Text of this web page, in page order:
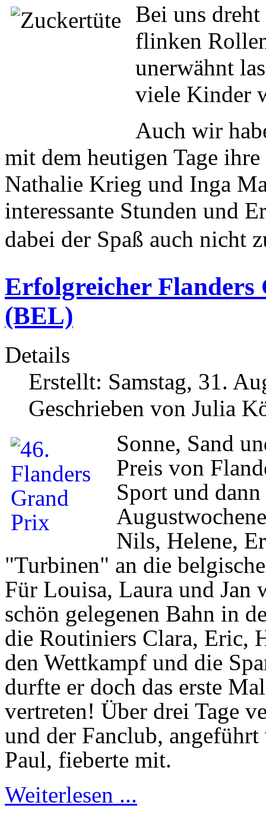
Bei uns
flinken
unerwähnt
viele Kinder
Auch wir
mit dem heutigen Tage
Nathalie Krieg und Inga
interessante Stunden und
dabei der Spaß auch nicht
Erfolgreicher
(BEL)
Details
Erstellt: Samstag, 31.
Geschrieben von Julia
Sonne, Sand
Preis von
Sport und
Nils, Helene,
"Turbinen" an die
Für Louisa, Laura und Jan
schön gelegenen Bahn in
die Routiniers Clara, Eric,
den Wettkampf und die
durfte er doch das erste
vertreten! Über drei Tage
und der Fanclub,
Paul, fieberte mit.
Weiterlesen ...